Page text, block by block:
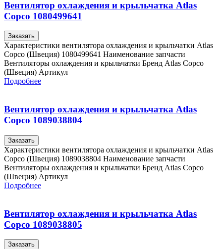
Вентилятор охлаждения и крыльчатка Atlas
Copco 1080499641
Заказать
Характеристики вентилятора охлаждения и крыльчатки Atlas
Copco (Швеция) 1080499641 Наименование запчасти
Вентиляторы охлаждения и крыльчатки Бренд Atlas Copco
(Швеция) Артикул
Подробнее
Вентилятор охлаждения и крыльчатка Atlas
Copco 1089038804
Заказать
Характеристики вентилятора охлаждения и крыльчатки Atlas
Copco (Швеция) 1089038804 Наименование запчасти
Вентиляторы охлаждения и крыльчатки Бренд Atlas Copco
(Швеция) Артикул
Подробнее
Вентилятор охлаждения и крыльчатка Atlas
Copco 1089038805
Заказать